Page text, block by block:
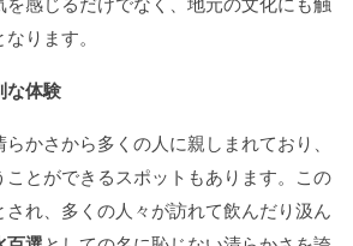
ります。
な体験
かさから多くの人に親しまれており、
とができるスポットもあります。この
れ、多くの人々が訪れて飲んだり汲ん